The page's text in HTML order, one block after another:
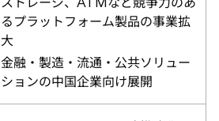
るプラットフォーム製品の事業拡
大
金融・製造・流通・公共ソリュー
ションの中国企業向け展開